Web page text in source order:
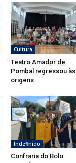
Cultura
Teatro Amador de
Pombal regressou às
origens
Indefinido
Confraria do Bolo